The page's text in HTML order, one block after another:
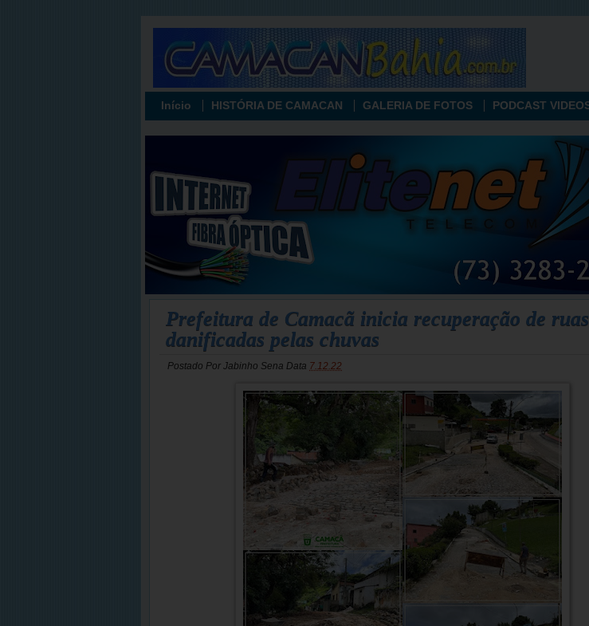
Início HISTÓRIA DE CAMACAN GALERIA DE FOTOS PODCAST
Prefeitura de Camacã inicia recuperação de ruas
danificadas pelas chuvas
Postado Por Jabinho Sena Data 7.12.22